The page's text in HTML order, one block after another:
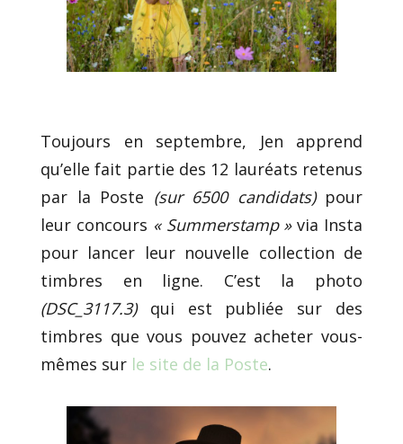
Toujours en septembre, Jen apprend
qu’elle fait partie des 12 lauréats retenus
par la Poste (sur 6500 candidats)pour
leur concours « Summerstamp »via Insta
pour lancer leur nouvelle collection de
timbres en ligne. C’est la photo
(DSC_3117.3)qui est publiée sur des
timbres que vous pouvez acheter vous-
mêmes sur le site de la Poste.